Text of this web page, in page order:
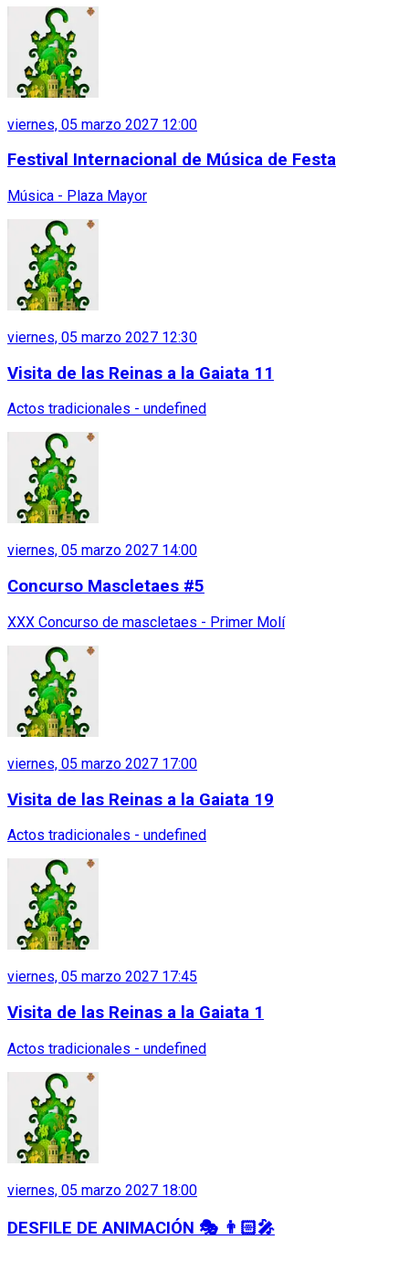
viernes, 05 marzo 2027 12:00
Festival Internacional de Música de Festa
Música - Plaza Mayor
viernes, 05 marzo 2027 12:30
Visita de las Reinas a la Gaiata 11
Actos tradicionales - undefined
viernes, 05 marzo 2027 14:00
Concurso Mascletaes #5
XXX Concurso de mascletaes - Primer Molí
viernes, 05 marzo 2027 17:00
Visita de las Reinas a la Gaiata 19
Actos tradicionales - undefined
viernes, 05 marzo 2027 17:45
Visita de las Reinas a la Gaiata 1
Actos tradicionales - undefined
viernes, 05 marzo 2027 18:00
DESFILE DE ANIMACIÓN 🎭 👨🏻‍🎤